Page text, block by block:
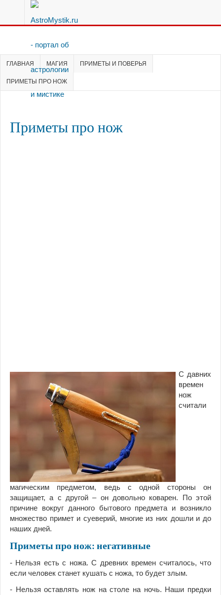
ГЛАВНАЯ МАГИЯ ПРИМЕТЫ И ПОВЕРЬЯ
ПРИМЕТЫ ПРО НОЖ
Приметы про нож
С давних
времен
нож
считали
магическим предметом, ведь с одной стороны он
защищает, а с другой – он довольно коварен. По этой
причине вокруг данного бытового предмета и возникло
множество примет и суеверий, многие из них дошли и до
наших дней.
Приметы про нож: негативные
- Нельзя есть с ножа. С древних времен считалось, что
если человек станет кушать с ножа, то будет злым.
- Нельзя оставлять нож на столе на ночь. Наши предки